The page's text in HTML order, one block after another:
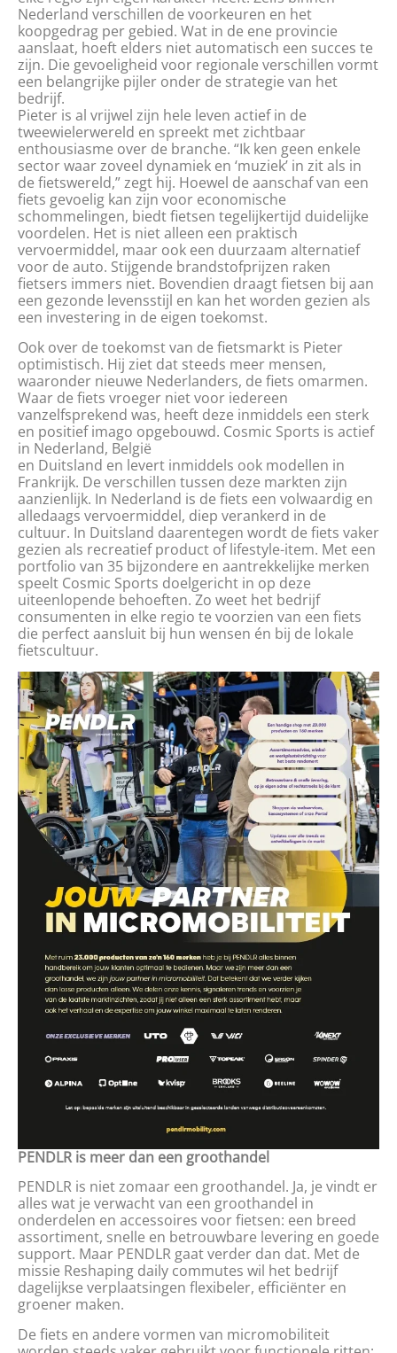
Nederland verschillen de voorkeuren en het
koopgedrag per gebied. Wat in de ene provincie
aanslaat, hoeft elders niet automatisch een succes te
zijn. Die gevoeligheid voor regionale verschillen vormt
een belangrijke pijler onder de strategie van het
bedrijf.
Pieter is al vrijwel zijn hele leven actief in de
tweewielerwereld en spreekt met zichtbaar
enthousiasme over de branche. “Ik ken geen enkele
sector waar zoveel dynamiek en ‘muziek’ in zit als in
de fietswereld,” zegt hij. Hoewel de aanschaf van een
fiets gevoelig kan zijn voor economische
schommelingen, biedt fietsen tegelijkertijd duidelijke
voordelen. Het is niet alleen een praktisch
vervoermiddel, maar ook een duurzaam alternatief
voor de auto. Stijgende brandstofprijzen raken
fietsers immers niet. Bovendien draagt fietsen bij aan
een gezonde levensstijl en kan het worden gezien als
een investering in de eigen toekomst.
Ook over de toekomst van de fietsmarkt is Pieter
optimistisch. Hij ziet dat steeds meer mensen,
waaronder nieuwe Nederlanders, de fiets omarmen.
Waar de fiets vroeger niet voor iedereen
vanzelfsprekend was, heeft deze inmiddels een sterk
en positief imago opgebouwd. Cosmic Sports is actief
in Nederland, België
en Duitsland en levert inmiddels ook modellen in
Frankrijk. De verschillen tussen deze markten zijn
aanzienlijk. In Nederland is de fiets een volwaardig en
alledaags vervoermiddel, diep verankerd in de
cultuur. In Duitsland daarentegen wordt de fiets vaker
gezien als recreatief product of lifestyle-item. Met een
portfolio van 35 bijzondere en aantrekkelijke merken
speelt Cosmic Sports doelgericht in op deze
uiteenlopende behoeften. Zo weet het bedrijf
consumenten in elke regio te voorzien van een fiets
die perfect aansluit bij hun wensen én bij de lokale
fietscultuur.
PENDLR is meer dan een groothandel
PENDLR is niet zomaar een groothandel. Ja, je vindt er
alles wat je verwacht van een groothandel in
onderdelen en accessoires voor fietsen: een breed
assortiment, snelle en betrouwbare levering en goede
support. Maar PENDLR gaat verder dan dat. Met de
missie Reshaping daily commutes wil het bedrijf
dagelijkse verplaatsingen flexibeler, efficiënter en
groener maken.
De fiets en andere vormen van micromobiliteit